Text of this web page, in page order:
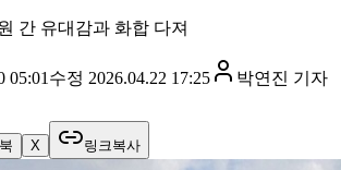
간 유대감과 화합 다져
05:01 수정 2026.04.22 17:25 박연진 기자
X 링크복사